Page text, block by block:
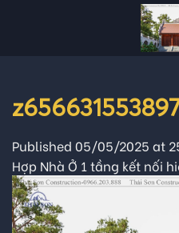
Published 05/05/2025 at
Hợp Nhà Ở 1 tầng kết nối